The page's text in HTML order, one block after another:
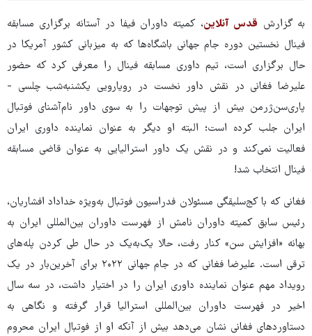
به گزارش قدس آنلاین، کمیته داوران فیفا در آستانه برگزاری مسابقه
فینال نخستین دوره جام جهانی باشگاه‌ها که به میزبانی کشور آمریکا در
حال برگزاری است، تیم داوری مسابقه فینال را معرفی کرد که حضور
علیرضا فغانی در نقش داور نخست در رویارویی یکشنبه‌شب چلسی -
پاری‌سن‌ژرمن بیش از پیش توجهات را به سوی داور نام‌آشنای فوتبال
ایران جلب کرده است؛ البته او دیگر به عنوان نماینده داوری ایران
فعالیت نمی‌کند و در نقش یک داور استرالیایی به عنوان قاضی مسابقه
فینال انتخاب شد!
فغانی که با کج‌سلیقگی مسئولان فدراسیون فوتبال به‌ویژه خداداد افشاریان،
رئیس سابق کمیته داوران نامش از فهرست داوران بین‌المللی ایران به
بهانه «افزایش سن» کنار رفت، حالا یک‌به‌یک در حال طی کردن پله‌های
ترقی است. علیرضا فغانی که در جام جهانی ۲۰۲۲ برای آخرین‌بار در یک
رویداد مهم عنوان نماینده داوری ایران را در اختیار داشت، در سه سال
اخیر در فهرست داوران بین‌المللی استرالیا قرار گرفته و نگاهی به
دستاوردهای فغانی نشان می‌دهد بیش از آنکه او از فوتبال ایران محروم